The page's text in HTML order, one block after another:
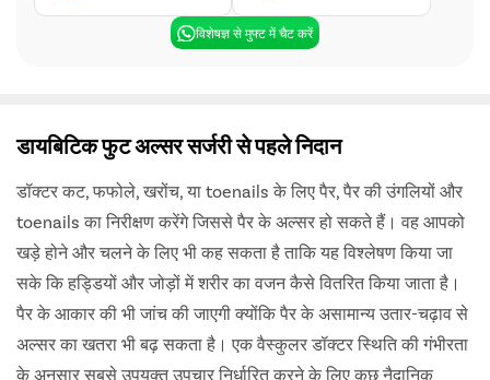
विशेषज्ञ से मुफ्ट में चैट करें
डायबिटिक फुट अल्सर सर्जरी से पहले निदान
डॉक्टर कट, फफोले, खरोंच, या toenails के लिए पैर, पैर की उंगलियों और
toenails का निरीक्षण करेंगे जिससे पैर के अल्सर हो सकते हैं। वह आपको
खड़े होने और चलने के लिए भी कह सकता है ताकि यह विश्लेषण किया जा
सके कि हड्डियों और जोड़ों में शरीर का वजन कैसे वितरित किया जाता है।
पैर के आकार की भी जांच की जाएगी क्योंकि पैर के असामान्य उतार-चढ़ाव से
अल्सर का खतरा भी बढ़ सकता है। एक वैस्कुलर डॉक्टर स्थिति की गंभीरता
के अनुसार सबसे उपयुक्त उपचार निर्धारित करने के लिए कुछ नैदानिक ​​